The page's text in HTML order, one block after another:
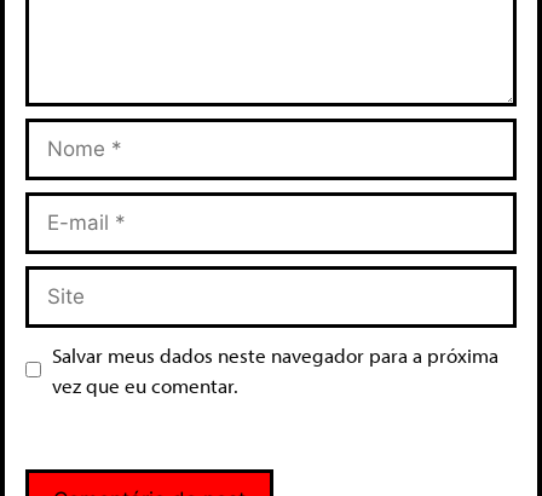
Salvar meus dados neste navegador para a próxima
vez que eu comentar.